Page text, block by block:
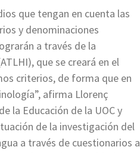
que tengan en cuenta las
y denominaciones
a través de la
que se creará en el
criterios, de forma que en
afirma Llorenç
la Educación de la UOC y
de la investigación del
a través de cuestionarios a